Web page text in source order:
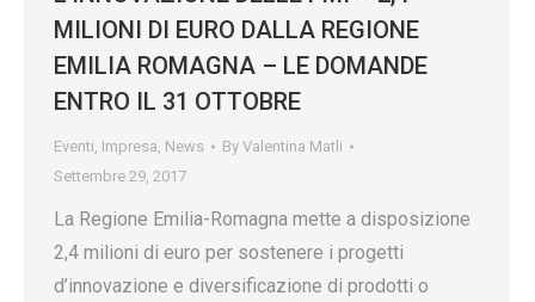
MILIONI DI EURO DALLA REGIONE
EMILIA ROMAGNA – LE DOMANDE
ENTRO IL 31 OTTOBRE
Eventi, Impresa, News By Valentina Matli
Settembre 29, 2017
La Regione Emilia-Romagna mette a disposizione
2,4 milioni di euro per sostenere i progetti
d’innovazione e diversificazione di prodotti o